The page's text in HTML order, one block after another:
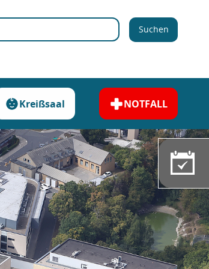
Suchen
Kreißsaal NOTFALL